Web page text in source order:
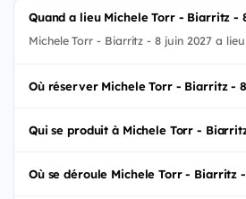
Quand a lieu Michele Torr - Biarritz -
Michele Torr - Biarritz - 8 juin 2027 a
Où réserver Michele Torr - Biarritz -
Qui se produit à Michele Torr -
Où se déroule Michele Torr - Biarritz